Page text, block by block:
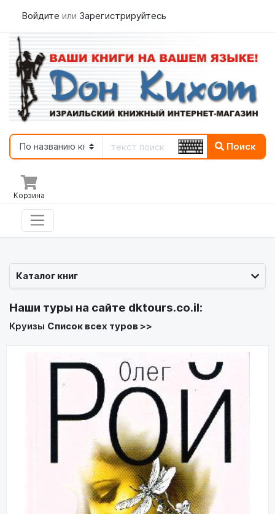
Войдите или Зарегистрируйтесь
Поиск
Корзина
Каталог книг
Наши туры на сайте dktours.co.il:
Круизы Список всех туров >>